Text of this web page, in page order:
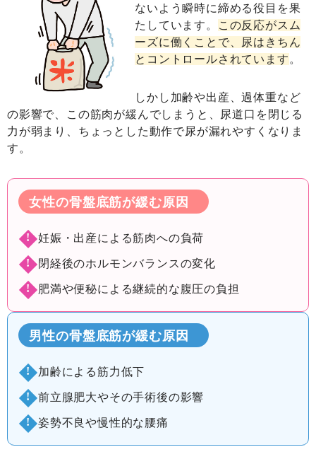
ないよう瞬時に締める役目を果
たしています。
この反応がスム
ーズに働くことで、尿はきちん
とコントロールされています 。
しかし加齢や出産、過体重など
の影響で、この筋肉が緩んでしまうと、尿道口を閉じる
力が弱まり、ちょっとした動作で尿が漏れやすくなりま
す。
女性の骨盤底筋が緩む原因
妊娠・出産による筋肉への負荷
閉経後のホルモンバランスの変化
肥満や便秘による継続的な腹圧の負担
男性の骨盤底筋が緩む原因
加齢による筋力低下
前立腺肥大やその手術後の影響
姿勢不良や慢性的な腰痛